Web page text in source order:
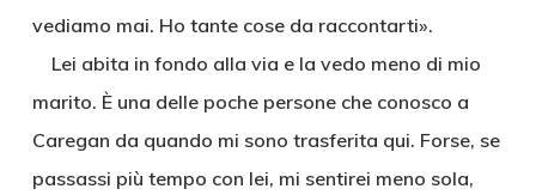
vediamo mai. Ho tante cose da raccontarti».
Lei abita in fondo alla via e la vedo meno di mio
marito. È una delle poche persone che conosco a
Caregan da quando mi sono trasferita qui. Forse, se
passassi più tempo con lei, mi sentirei meno sola,